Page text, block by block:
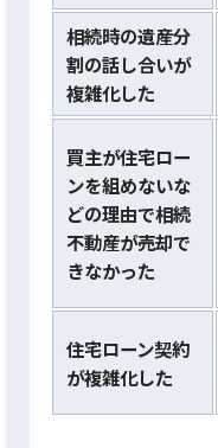
相続時の遺産分
割の話し合いが
複雑化した
買主が住宅ロー
ンを組めないな
どの理由で相続
不動産が売却で
きなかった
住宅ローン契約
が複雑化した